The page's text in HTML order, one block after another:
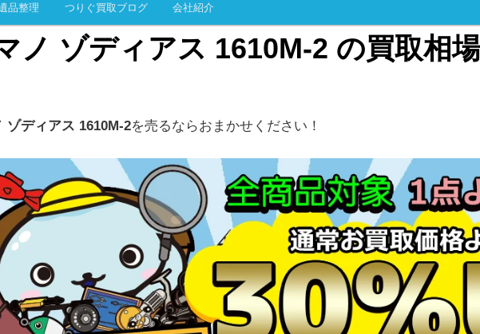
品整理 つりぐ買取ブログ 会社紹介
ノ ゾディアス 1610M-2 の買取相
ゾディアス 1610M-2を売るならおまかせください！